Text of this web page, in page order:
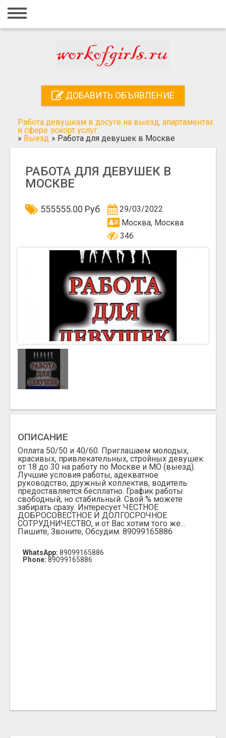
Главная
Регистрация
Добавить объявление
Поиск
ДОБАВИТЬ ОБЪЯВЛЕНИЕ
Работа девушкам в досуге на выезд, апартаментах
и сфере эскорт услуг.
» Выезд » Работа для девушек в Москве
РАБОТА ДЛЯ ДЕВУШЕК В
МОСКВЕ
555555.00 Руб
29/03/2022
Москва, Москва
346
ОПИСАНИЕ
Оплата 50/50 и 40/60. Приглашаем молодых,
красивых, привлекательных, стройных девушек
от 18 до 30 на работу по Москве и МО (выезд).
Лучшие условия работы, адекватное
руководство, дружный коллектив, водитель
предоставляется бесплатно. График работы
свободный, но стабильный. Свой % можете
забирать сразу. Интересует ЧЕСТНОЕ
ДОБРОСОВЕСТНОЕ И ДОЛГОСРОЧНОЕ
СОТРУДНИЧЕСТВО, и от Вас хотим того же...
Пишите, Звоните, Обсудим. 89099165886
WhatsApp: 89099165886
Phone: 89099165886